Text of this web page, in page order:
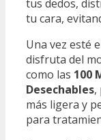
tus dedos,
tu cara,
Una vez esté
disfruta del
como las 100
Desechables,
más ligera y
para